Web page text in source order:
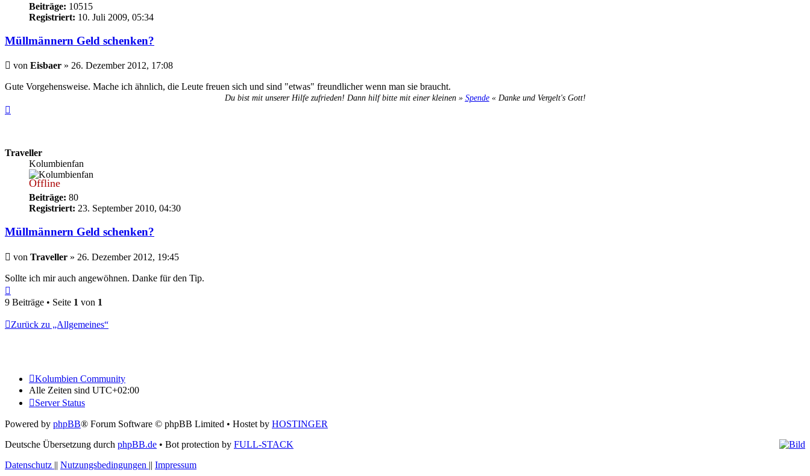
Beiträge: 10515
Registriert: 10. Juli 2009, 05:34
Müllmännern Geld schenken?
Beitrag
von Eisbaer » 26. Dezember 2012, 17:08
Gute Vorgehensweise. Mache ich ähnlich, die Leute freuen sich und sind "etwas" freundlicher wenn man sie braucht.
Du bist mit unserer Hilfe zufrieden! Dann hilf bitte mit einer kleinen » Spende« Danke und Vergelt's Gott!
Traveller
Kolumbienfan
Offline
Beiträge: 80
Registriert: 23. September 2010, 04:30
Müllmännern Geld schenken?
Beitrag
von Traveller » 26. Dezember 2012, 19:45
Sollte ich mir auch angewöhnen. Danke für den Tip.
oben
9 Beiträge • Seite 1 von 1
Zurück zu „Allgemeines“
Kolumbien Community
Alle Zeiten sind UTC+02:00
Server Status
Powered by phpBB® Forum Software © phpBB Limited • Hostet by HOSTINGER
Deutsche Übersetzung durch phpBB.de • Bot protection by FULL-STACK
Datenschutz || Nutzungsbedingungen || Impressum